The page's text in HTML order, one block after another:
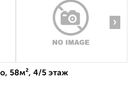
›
58м², 4/5 этаж